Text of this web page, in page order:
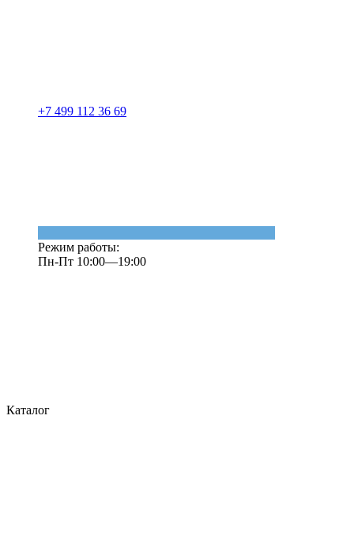
+7 499 112 36 69
Режим работы:
Пн-Пт 10:00—19:00
Каталог